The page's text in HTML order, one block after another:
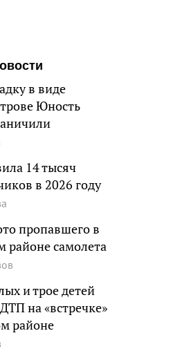
в виде
Юность
14 тысяч
в 2026 году
пропавшего в
районе самолета
и трое детей
на «встречке»
районе